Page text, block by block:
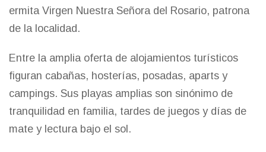
ermita Virgen Nuestra Señora del Rosario, patrona
de la localidad.
Entre la amplia oferta de alojamientos turísticos
figuran cabañas, hosterías, posadas, aparts y
campings. Sus playas amplias son sinónimo de
tranquilidad en familia, tardes de juegos y días de
mate y lectura bajo el sol.